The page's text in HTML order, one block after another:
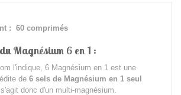
: 60 comprimés
Magnésium 6 en 1 :
l'indique, 6 Magnésium en 1 est une
de 6 sels de Magnésium en 1 seul
s'agit donc d'un multi-magnésium.